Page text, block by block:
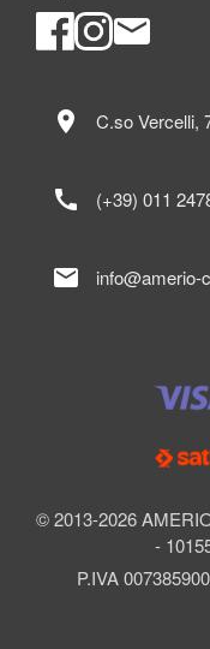
© 2013-2026
-
P.IVA
location_on C.so Vercelli,
call (+39) 011
mail info@amerio-